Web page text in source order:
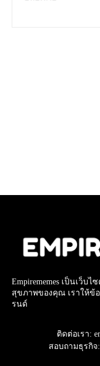
Empirememes เป็นเว็บ
สุขภาพของคุณ เราให้ข้
รนด์
ติดต่อเรา:
สอบถามธุรกิจ: